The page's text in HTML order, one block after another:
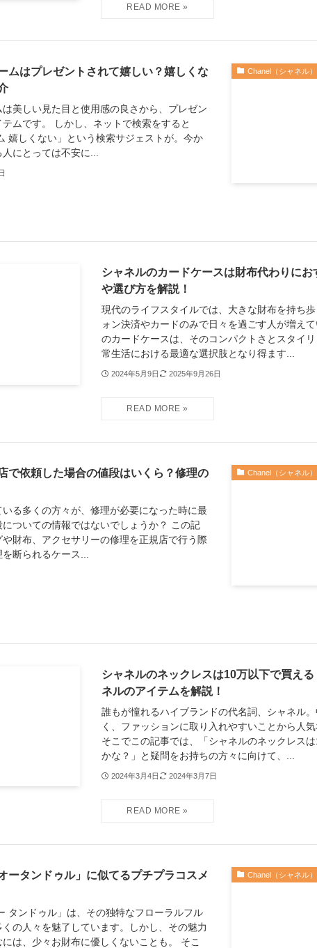
Chanel（シャネル）
ムはプレゼントされて嬉しい？嬉しくな
美しい見た目と使用感の良さから、プレゼン
ムです。 しかし、ネットで検索をすると
嬉しくない」という検索サジェストが。今か
にとっては不安に...
シャネルのカードケースは財布代わりに
や選び方を解説！
現代のライフスタイルでは、大きな財布を持ち
ォン決済やカードのみで日々を過ごす人が増え
のカードケースは、そのコンパクトさとスタイ
常生活における最適な選択肢となり得ます...
2024年5月9日 2025年9月26日
Chanel（シャネル）
で依頼した場合の値段はいくら？修理の
る多くの方々が、修理が必要になった時に最
ついての情報ではないでしょうか？ この記
財布、アクセサリーの修理を正規店で行う際
断られるケース...
シャネルのネックレスは10万以下で買え
ネルのアイテムを解説！
誰もが憧れるハイブランドの代名詞、シャネル
く、ファッションに取り入れやすいことから人気
そこでこの記事では、「シャネルのネックレス
かな？」と疑問をお持ちの方々に向けて、...
2024年3月4日 2024年3月7日
Chanel（シャネル）
ータンドゥル」に似てるプチプラコスメ
タンドゥル」は、その独特なフローラルフル
の人々を魅了しています。しかし、その魅力
は、少々お財布に優しくないことも。 そこ